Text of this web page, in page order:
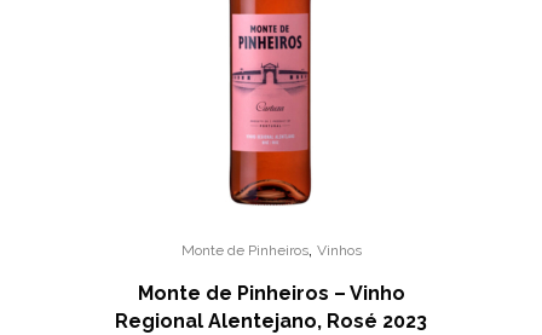
Monte de Pinheiros, Vinhos
Monte de Pinheiros – Vinho
Regional Alentejano, Rosé 2023